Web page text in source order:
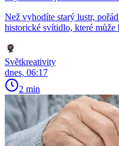
Než vyhodíte starý lustr,
historické svítidlo, které může
Světkreativity
dnes, 06:17
2 min